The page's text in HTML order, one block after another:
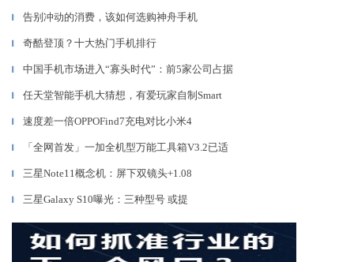
▎ 告别冲动的消费，该如何选购神舟手机
▎ 奇酷登顶？十大热门手机排行
▎ 中国手机市场进入“寡头时代”：前5家公司占据
▎ 任天堂智能手机大猜想，有爱玩家自制Smart
▎ 速度差一倍OPPOFind7充电对比小米4
▎ 「全网首发」一加全机型万能工具箱V3.2已适
▎ 三星Note11概念机：屏下双镜头+1.08
▎ 三星Galaxy S10曝光：三种型号 或提